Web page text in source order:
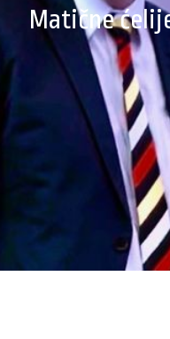
Matične